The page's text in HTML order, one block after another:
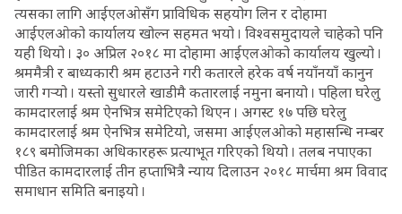
त्यसका लागि आईएलओसँग प्राविधिक सहयोग लिन र दोहामा
आईएलओको कार्यालय खोल्न सहमत भयो । विश्वसमुदायले चाहेको पनि
यही थियो । ३० अप्रिल २०१८ मा दोहामा आईएलओको कार्यालय खुल्यो ।
श्रममैत्री र बाध्यकारी श्रम हटाउने गरी कतारले हरेक वर्ष नयाँनयाँ कानुन
जारी गर्‍यो । यस्तो सुधारले खाडीमै कतारलाई नमुना बनायो । पहिला घरेलु
कामदारलाई श्रम ऐनभित्र समेटिएको थिएन । अगस्ट १७ पछि घरेलु
कामदारलाई श्रम ऐनभित्र समेटियो, जसमा आईएलओको महासन्धि नम्बर
१८९ बमोजिमका अधिकारहरू प्रत्याभूत गरिएको थियो । तलब नपाएका
पीडित कामदारलाई तीन हप्ताभित्रै न्याय दिलाउन २०१८ मार्चमा श्रम विवाद
समाधान समिति बनाइयो ।